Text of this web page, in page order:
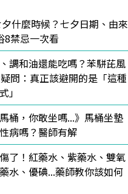
什麼時候？七夕日期、由來
8禁忌一次看
調和油還能吃嗎？苯駢芘風
問：真正該避開的是「這種
」
桶，你敢坐嗎...》馬桶坐墊
病嗎？醫師有解
了！紅藥水、紫藥水、雙氧
水、優碘...藥師教你該如何